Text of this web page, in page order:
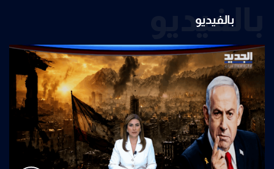
بالفيديو
بالفيديو